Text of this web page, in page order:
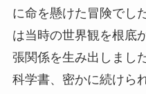
に命を懸けた冒険でし
は当時の世界観を根底
張関係を生み出しまし
科学書、密かに続けら